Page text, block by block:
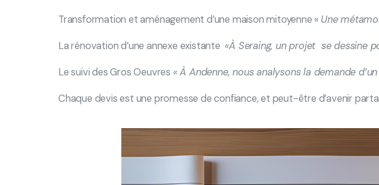
Transformation et aménagement d’une maison mitoyenne « Une
La rénovation d’une annexe existante «À Seraing, un projet se dessine
Le suivi des Gros Oeuvres « À Andenne, nous analysons la demande
Chaque devis est une promesse de confiance, et peut-être d’avenir